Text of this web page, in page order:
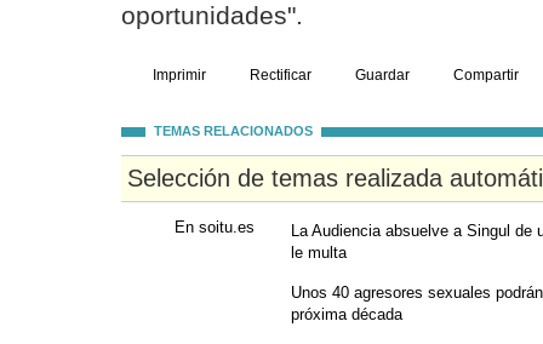
oportunidades".
Imprimir Rectificar Guardar Compartir
TEMAS RELACIONADOS
Selección de temas realizada
En soitu.es
La Audiencia absuelve a Singul
le multa
Unos 40 agresores sexuales
próxima década